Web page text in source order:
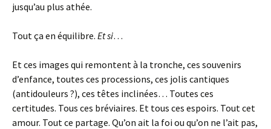
jusqu’au plus athée.
Tout ça en équilibre. Et si…
Et ces images qui remontent à la tronche, ces souvenirs
d’enfance, toutes ces processions, ces jolis cantiques
(antidouleurs ?), ces têtes inclinées… Toutes ces
certitudes. Tous ces bréviaires. Et tous ces espoirs. Tout cet
amour. Tout ce partage. Qu’on ait la foi ou qu’on ne l’ait pas,